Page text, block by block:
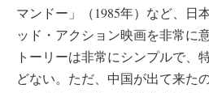
マンドー」（1985年）など、日
ッド・アクション映画を非常に
トーリーは非常にシンプルで、
どない。ただ、中国が出て来た